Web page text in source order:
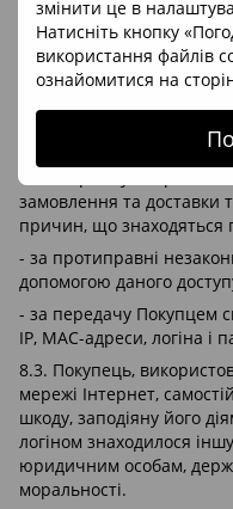
змінити це в
Натисніть кнопку
використання файлів
ознайомитися на
- за незначне
може відрізнятися від
різній колірній
комп'ютерів окремих
оформленні замовлення;
- за затримку і перебої в
замовлення та доставки
причин, що знаходяться
- за протиправні
допомогою даного
- за передачу Покупцем
IP, MAC-адреси, логіна і
8.3. Покупець,
мережі Інтернет,
шкоду, заподіяну його
логіном знаходилося
юридичним особам,
моральності.